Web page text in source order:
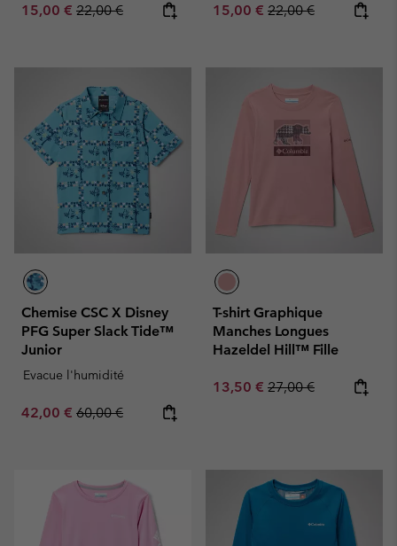
Sale price:
15,00 € Regular price:
22,00 € Sale price:
15,00 € Regular price:
22,00 €
Chemise CSC X Disney
PFG Super Slack Tide™
Junior
Evacue l'humidité
Sale price:
42,00 € Regular price:
60,00 €
T-shirt Graphique
Manches Longues
Hazeldel Hill™ Fille
Sale price:
13,50 € Regular price:
27,00 €